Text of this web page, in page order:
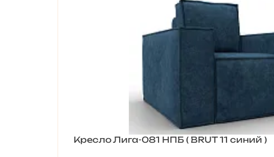
Кресло Лига-081 НПБ ( BRUT 11 синий )